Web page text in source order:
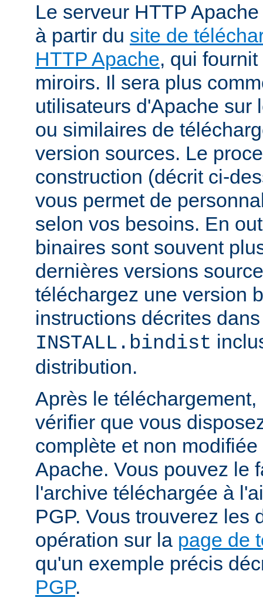
Le serveur HTTP
à partir du site de
HTTP Apache, qui
miroirs. Il sera plus
utilisateurs d'Apache sur
ou similaires de
version sources. Le
construction (décrit ci-
vous permet de
selon vos besoins. En
binaires sont souvent
dernières versions
téléchargez une version
instructions décrites
INSTALL.bindist
distribution.
Après le
vérifier que vous
complète et non
Apache. Vous pouvez le
l'archive téléchargée à
PGP. Vous trouverez les
opération sur la page de
qu'un exemple précis
PGP.